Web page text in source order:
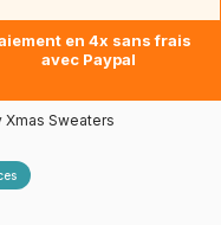
en 4x sans frais
avec Paypal
Xmas Sweaters